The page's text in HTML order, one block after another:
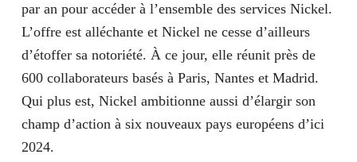
par an pour accéder à l’ensemble des services Nickel.
L’offre est alléchante et Nickel ne cesse d’ailleurs
d’étoffer sa notoriété. À ce jour, elle réunit près de
600 collaborateurs basés à Paris, Nantes et Madrid.
Qui plus est, Nickel ambitionne aussi d’élargir son
champ d’action à six nouveaux pays européens d’ici
2024.